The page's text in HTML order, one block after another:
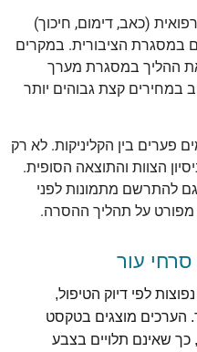
(כאב, דימום, חיכוך)
במסגרת הציבורית. במקרים
ההליך במסגרת מערך
קצת גבוהים יותר
פערים בין הקליניקות. לא רק
הצוות והתוצאה הסופית.
להתרשם מתמונות לפני
מפורט על תהליך ההסרה.
עור
לפי דיוק הטיפול,
הערכים מוצגים בטקסט
כך שאינם תלויים בצבע